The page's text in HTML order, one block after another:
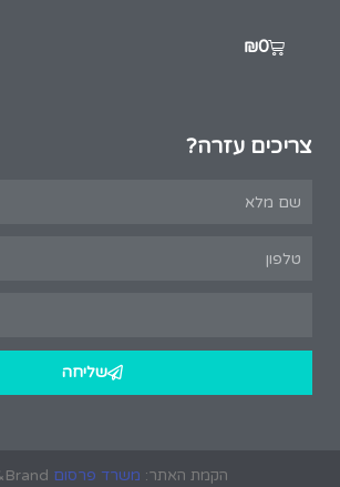
₪0
צריכים עזרה?
שליחה
הקמת האתר: משרד פרסום